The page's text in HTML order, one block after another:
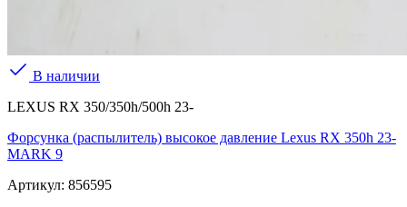
В наличии
LEXUS RX 350/350h/500h 23-
Форсунка (распылитель) высокое давление Lexus RX 350h 23-
MARK 9
Артикул: 856595